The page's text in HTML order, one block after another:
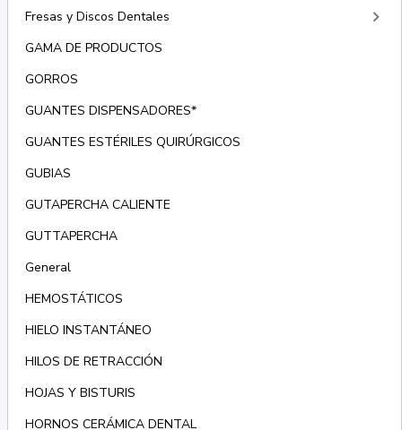
Fresas y Discos Dentales keyboard_arrow_right
GAMA DE PRODUCTOS
GORROS
GUANTES DISPENSADORES*
GUANTES ESTÉRILES QUIRÚRGICOS
GUBIAS
GUTAPERCHA CALIENTE
GUTTAPERCHA
General
HEMOSTÁTICOS
HIELO INSTANTÁNEO
HILOS DE RETRACCIÓN
HOJAS Y BISTURIS
HORNOS CERÁMICA DENTAL